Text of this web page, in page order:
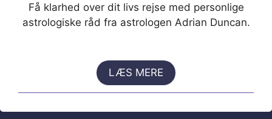
Få klarhed over dit livs rejse med personlige
astrologiske råd fra astrologen Adrian Duncan.
LÆS MERE